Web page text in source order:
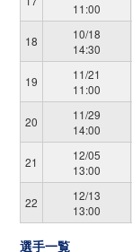
11:00
18
10/18
14:30
19
11/21
11:00
20
11/29
14:00
21
12/05
13:00
22
12/13
13:00
選手一覧